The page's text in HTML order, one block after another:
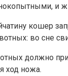
и
кошер
во сне
должно
ход ножа.